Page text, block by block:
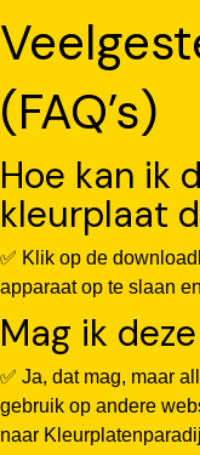
(FAQ’s)
Hoe kan ik
kleurplaat
✅ Klik op de
apparaat op te slaan
Mag ik
✅ Ja, dat mag, maar
gebruik op andere
naar